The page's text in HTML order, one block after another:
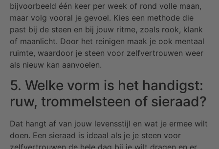
bijvoorbeeld één keer per week of rond volle maan,
maar volg vooral je gevoel. Kies een methode die
past bij de steen en bij jouw ritme, zoals rook, klank
of maanlicht. Door het reinigen maak je ook mentaal
ruimte, waardoor je steen voor zelfvertrouwen weer
als nieuw kan aanvoelen.
5. Welke vorm is het handigst:
ruw, trommelsteen of sieraad?
Dat hangt af van jouw levensstijl en wat je ermee wilt
doen. Een sieraad is ideaal als je je steen voor